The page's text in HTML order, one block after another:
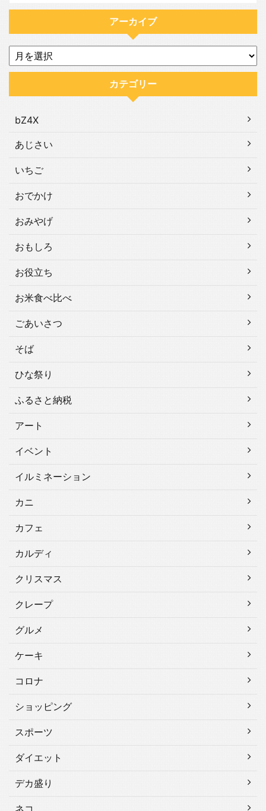
アーカイブ
カテゴリー
bZ4X
あじさい
いちご
おでかけ
おみやげ
おもしろ
お役立ち
お米食べ比べ
ごあいさつ
そば
ひな祭り
ふるさと納税
アート
イベント
イルミネーション
カニ
カフェ
カルディ
クリスマス
クレープ
グルメ
ケーキ
コロナ
ショッピング
スポーツ
ダイエット
デカ盛り
ネコ